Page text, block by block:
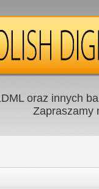
oraz innych
Zapraszamy